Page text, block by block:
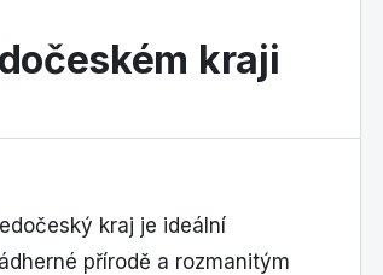
kraji
kraj je ideální
přírodě a rozmanitým